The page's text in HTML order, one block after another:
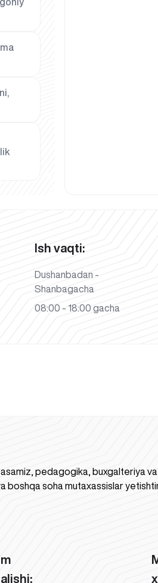
Ish vaqti:
Dushanbadan -
Shanbagacha
08:00 - 18:00 gacha
pedagogika, buxgalteriya
boshqa soha mutaxassislar